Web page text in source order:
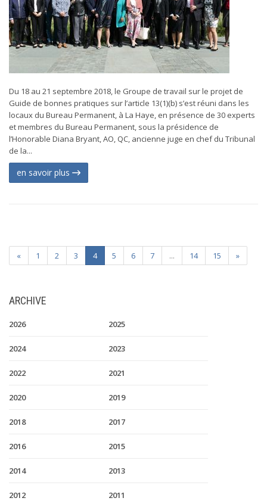
Du 18 au 21 septembre 2018, le Groupe de travail sur le projet de
Guide de bonnes pratiques sur l’article 13(1)(b) s’est réuni dans les
locaux du Bureau Permanent, à La Haye, en présence de 30 experts
et membres du Bureau Permanent, sous la présidence de
l’Honorable Diana Bryant, AO, QC, ancienne juge en chef du Tribunal
de la...
en savoir plus
« 1 2 3 4 5 6 7 ... 14 15 »
ARCHIVE
2026 2025
2024 2023
2022 2021
2020 2019
2018 2017
2016 2015
2014 2013
2012 2011